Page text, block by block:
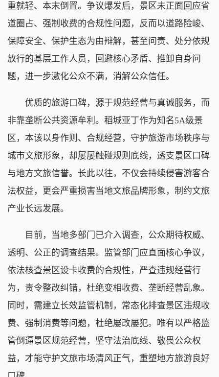
重就轻、本末倒置。争议爆发后，景区未正面回应省
道圈占、强制收费的合规性问题，反而以道路险峻、
保障安全、保护生态为由辩解，甚至问责、处分依规
放行的基层工作人员，回避核心矛盾、推卸自身问
题，进一步激化公众不满，消解公众信任。
优质的旅游口碑，源于规范经营与真诚服务，而
非靠垄断公共资源牟利。稻城亚丁作为知名5A级景
区，本该以身作则、合规经营，守护旅游市场秩序与
城市文旅形象，却屡屡触碰规则底线，透支景区口碑
与地方文旅信誉。长此以往，不仅会持续侵害游客合
法权益，更会严重损害当地文旅品牌形象，制约文旅
产业长远发展。
目前，当地多部门已介入调查，公众期待权威、
透明、公正的调查结果。监管部门应直面核心争议，
依法核查景区设卡收费的合规性，严查违规经营行
为，责令整改纠错，杜绝变相收费、垄断经营乱象。
同时，需建立长效监管机制，常态化排查景区违规收
费、强制消费等问题，杜绝屡改屡犯。唯有以严格监
管倒逼景区规范经营，坚守法治底线、敬畏公众权
益，才能守护文旅市场清风正气，重塑地方旅游良好